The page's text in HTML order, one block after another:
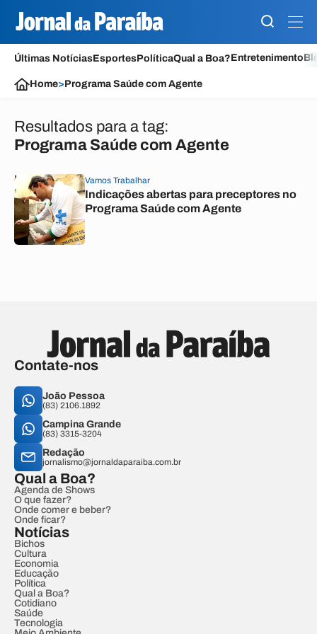
Últimas NotíciasEsportesPolíticaQual a Boa?Entretenimento
Home>Programa Saúde com Agente
Resultados para a tag:
Programa Saúde com Agente
Vamos Trabalhar
Indicações abertas para preceptores no
Programa Saúde com Agente
Contate-nos
João Pessoa
(83) 2106.1892
Campina Grande
(83) 3315-3204
Redação
jornalismo@jornaldaparaiba.com.br
Qual a Boa?
Agenda de Shows
O que fazer?
Onde comer e beber?
Onde ficar?
Notícias
Bichos
Cultura
Economia
Educação
Política
Qual a Boa?
Cotidiano
Saúde
Tecnologia